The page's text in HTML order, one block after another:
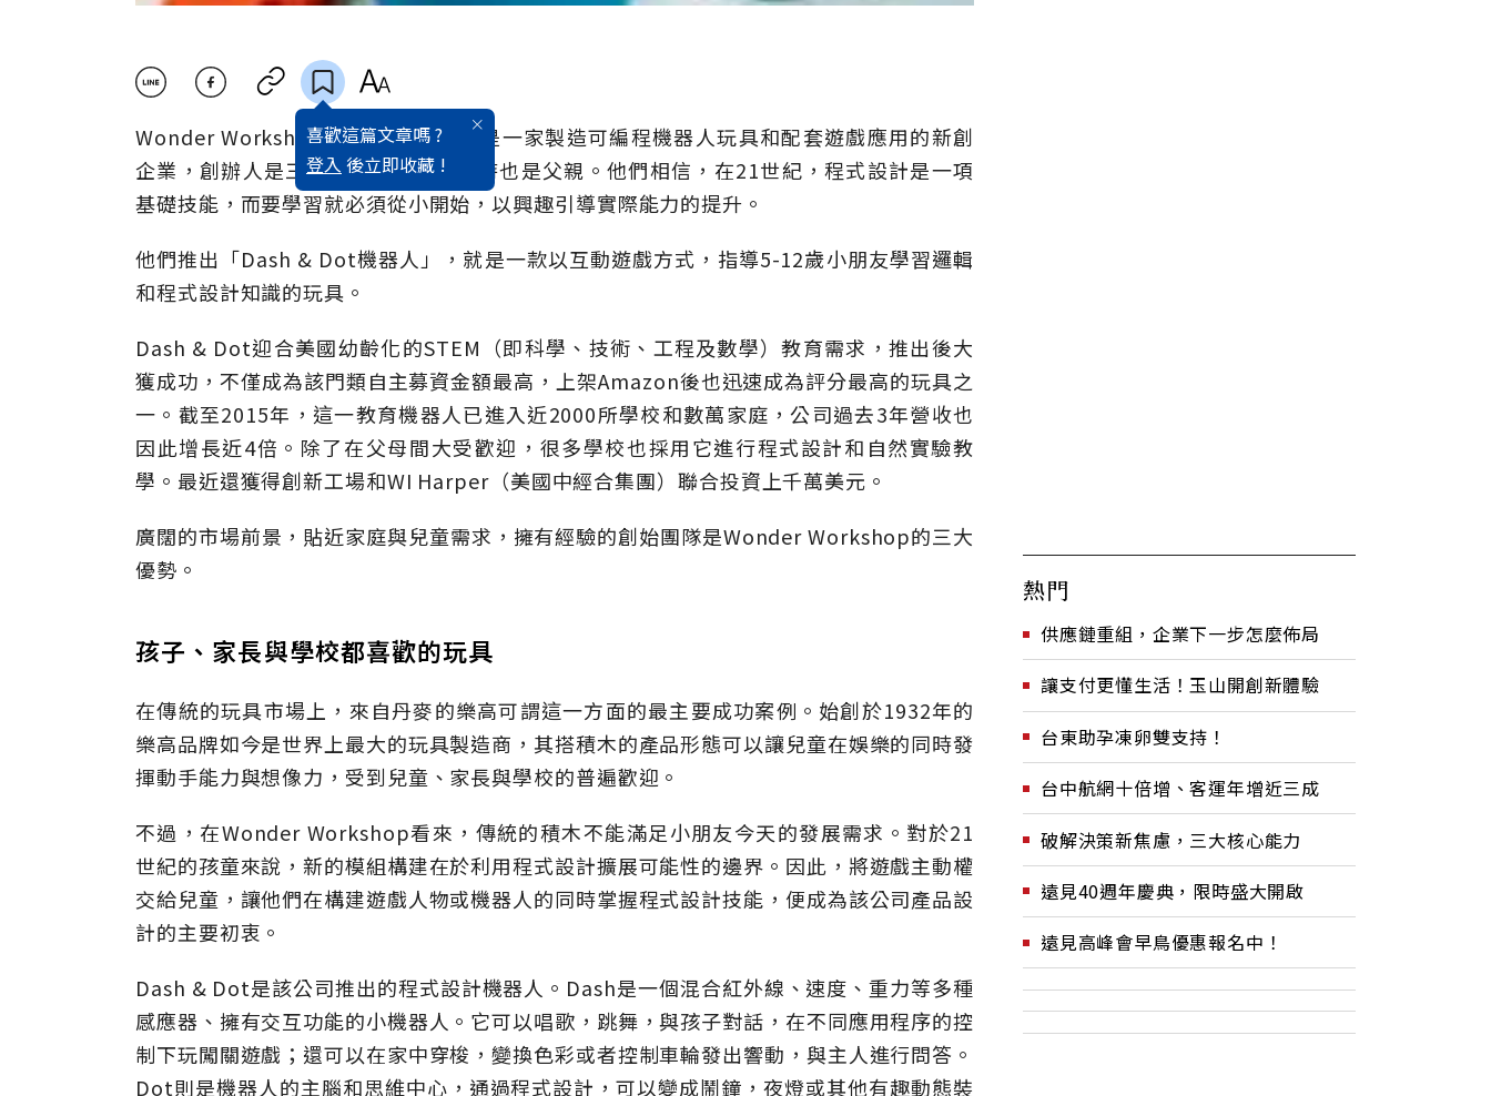
喜歡這篇文章嗎 ?
登入 後立即收藏 !
Wonder Workshop成立於2012年，是一家製造可編程機器人玩具和配套遊戲應用的新創
企業，創辦人是三位年輕工程師、同時也是父親。他們相信，在21世紀，程式設計是一項
基礎技能，而要學習就必須從小開始，以興趣引導實際能力的提升。
他們推出「Dash & Dot機器人」，就是一款以互動遊戲方式，指導5-12歲小朋友學習邏輯
和程式設計知識的玩具。
Dash & Dot迎合美國幼齡化的STEM（即科學、技術、工程及數學）教育需求，推出後大
獲成功，不僅成為該門類自主募資金額最高，上架Amazon後也迅速成為評分最高的玩具之
一。截至2015年，這一教育機器人已進入近2000所學校和數萬家庭，公司過去3年營收也
因此增長近4倍。除了在父母間大受歡迎，很多學校也採用它進行程式設計和自然實驗教
學。最近還獲得創新工場和WI Harper（美國中經合集團）聯合投資上千萬美元。
廣闊的市場前景，貼近家庭與兒童需求，擁有經驗的創始團隊是Wonder Workshop的三大
優勢。
孩子、家長與學校都喜歡的玩具
在傳統的玩具市場上，來自丹麥的樂高可謂這一方面的最主要成功案例。始創於1932年的
樂高品牌如今是世界上最大的玩具製造商，其搭積木的產品形態可以讓兒童在娛樂的同時發
揮動手能力與想像力，受到兒童、家長與學校的普遍歡迎。
不過，在Wonder Workshop看來，傳統的積木不能滿足小朋友今天的發展需求。對於21
世紀的孩童來說，新的模組構建在於利用程式設計擴展可能性的邊界。因此，將遊戲主動權
交給兒童，讓他們在構建遊戲人物或機器人的同時掌握程式設計技能，便成為該公司產品設
計的主要初衷。
Dash & Dot是該公司推出的程式設計機器人。Dash是一個混合紅外線、速度、重力等多種
感應器、擁有交互功能的小機器人。它可以唱歌，跳舞，與孩子對話，在不同應用程序的控
制下玩闖關遊戲；還可以在家中穿梭，變換色彩或者控制車輪發出響動，與主人進行問答。
Dot則是機器人的主腦和思維中心，通過程式設計，可以變成鬧鐘，夜燈或其他有趣動態裝
熱門
供應鏈重組，企業下一步怎麼佈局
讓支付更懂生活！玉山開創新體驗
台東助孕凍卵雙支持！
台中航網十倍增、客運年增近三成
破解決策新焦慮，三大核心能力
遠見40週年慶典，限時盛大開啟
遠見高峰會早鳥優惠報名中！